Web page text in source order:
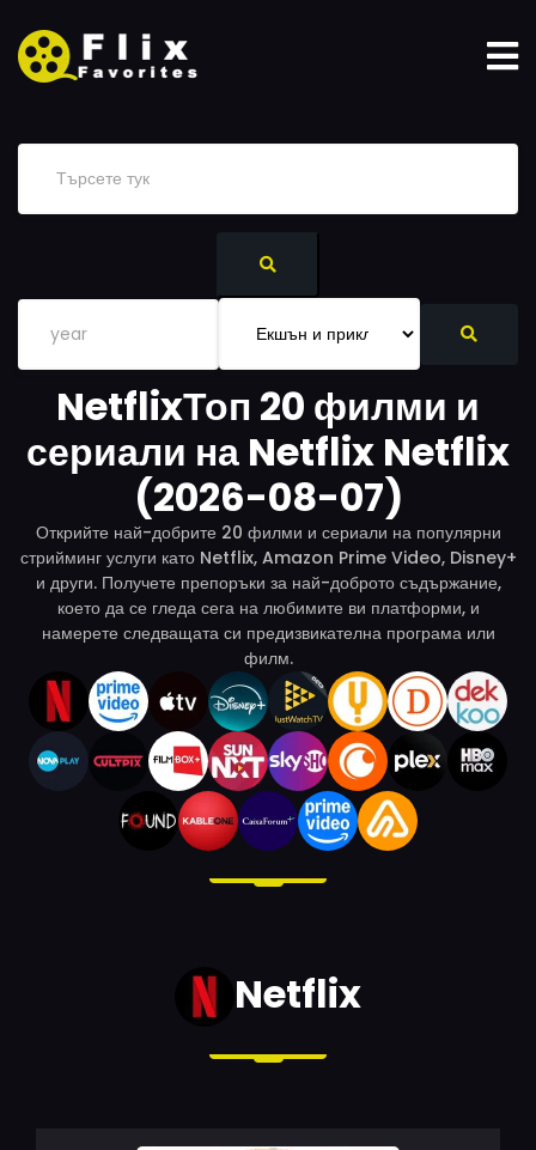
NetflixТоп 20 филми и
сериали на Netflix Netflix
(2026-08-07)
Открийте най-добрите 20 филми и сериали на популярни
стрийминг услуги като Netflix, Amazon Prime Video, Disney+
и други. Получете препоръки за най-доброто съдържание,
което да се гледа сега на любимите ви платформи, и
намерете следващата си предизвикателна програма или
филм.
Netflix